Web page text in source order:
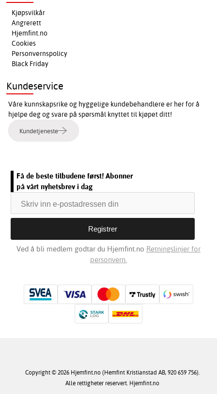
Kjøpsvilkår
Angrerett
Hjemfint.no
Cookies
Personvernspolicy
Black Friday
Kundeservice
Våre kunnskapsrike og hyggelige kundebehandlere er her for å
hjelpe deg og svare på spørsmål knyttet til kjøpet ditt!
Kundetjeneste
Få de beste tilbudene først! Abonner
på vårt nyhetsbrev i dag
Ved å bli medlem godtar du Hjemfint.no Retningslinjer for
personvern.
Copyright © 2026 Hjemfint.no (Hemfint Kristianstad AB, 920 659 756).
Alle rettigheter reservert. Hjemfint.no